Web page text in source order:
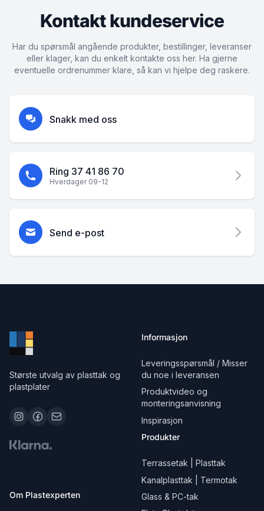
Kontakt kundeservice
Har du spørsmål angående produkter, bestillinger, leveranser
eller klager, kan du enkelt kontakte oss her. Ha gjerne
eventuelle ordrenummer klare, så kan vi hjelpe deg raskere.
Snakk med oss
Ring 37 41 86 70
Hverdager 09-12
Send e-post
Største utvalg av plasttak og
plastplater
Om Plastexperten
Informasjon
Leveringsspørsmål / Misser
du noe i leveransen
Produktvideo og
monteringsanvisning
Inspirasjon
Produkter
Terrassetak | Plasttak
Kanalplasttak | Termotak
Glass & PC-tak